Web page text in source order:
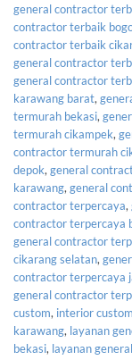
general contractor
contractor terbaik
contractor terbaik
general contractor
general contractor
karawang barat,
termurah bekasi,
termurah cikampek,
contractor termurah
depok,general
karawang,general
contractor terpercaya,
contractor terpercaya
general contractor
cikarang selatan,
contractor terpercaya
general contractor
custom, interior
karawang, layanan
bekasi, layanan